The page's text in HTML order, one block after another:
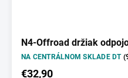
N4-Offroad držiak
NA CENTRÁLNOM SKLADE DT
€32,90